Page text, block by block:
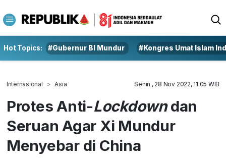
Hot Topics: #Gubernur BI Mundur #Kongres Umat Islam
Internasional Asia Senin , 28 Nov 2022, 11:05 WIB
Protes Anti-Lockdowndan
Seruan Agar Xi Mundur
Menyebar di China